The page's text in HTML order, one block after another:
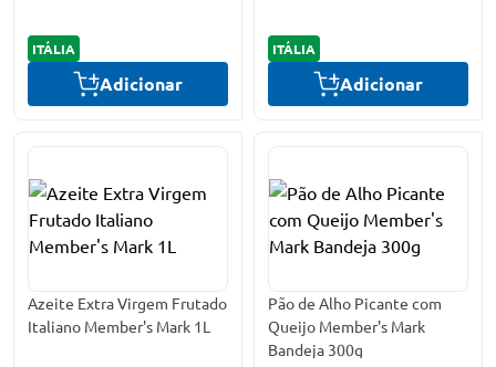
ITÁLIA
Adicionar
ITÁLIA
Adicionar
Azeite Extra Virgem Frutado
Italiano Member's Mark 1L
Pão de Alho Picante com
Queijo Member's Mark
Bandeja 300g